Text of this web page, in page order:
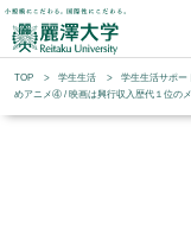
TOP 学生生活 学⽣⽣活サポー
めアニメ④ / 映画は興行収入歴代１位の